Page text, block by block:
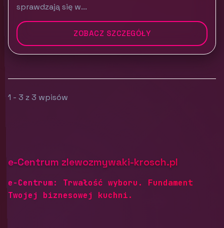
sprawdzają się w...
ZOBACZ SZCZEGÓŁY
1 - 3 z 3 wpisów
e-Centrum zlewozmywaki-krosch.pl
e-Centrum: Trwałość wyboru. Fundament
Twojej biznesowej kuchni.